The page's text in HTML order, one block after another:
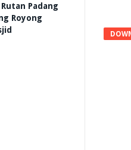
Padang
Royong